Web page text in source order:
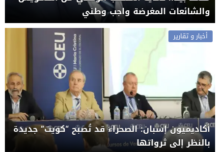
والشائعات المغرضة واجب وطني
أخبار و تقارير
أكاديميون إسبان: الصحراء قد تُصبح “كويت” جديدة
بالنظر إلى ثرواتها